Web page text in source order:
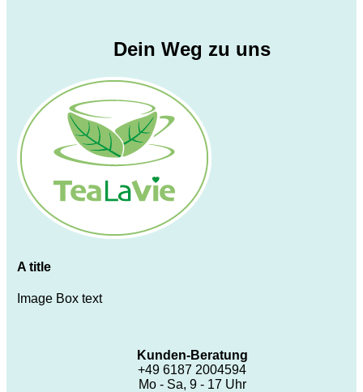
Dein Weg zu uns
A title
Image Box text
Kunden-Beratung
+49 6187 2004594
Mo - Sa, 9 - 17 Uhr